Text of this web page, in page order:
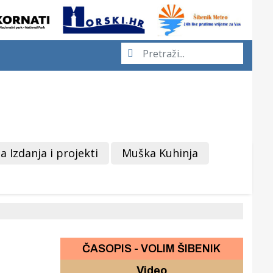
Izdanja i projekti
Muška Kuhinja
ČASOPIS - VOLIM ŠIBENIK
Video